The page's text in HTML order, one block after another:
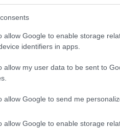
allow Google to enable storage
identifiers in apps.
allow my user data to be sent to
allow Google to send me
allow Google to enable storage
a törvénymódosítás csak azt
végezni Magyarországon.
a szobatársaira:
a tanyasi tempót, amit mi